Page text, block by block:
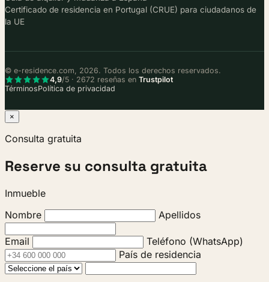
Certificado de residencia en Portugal (CRUE) para ciudadanos de
la UE
© e-residence.com, 2026. Todos los derechos reservados.
4,9/5 · 2672 reseñas en Trustpilot
TérminosPolítica de privacidad
×
Consulta gratuita
Reserve su consulta gratuita
Inmueble
Nombre
Apellidos
Email
Teléfono (WhatsApp)
País de residencia